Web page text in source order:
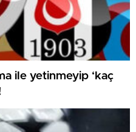
ile yetinmeyip ‘kaç